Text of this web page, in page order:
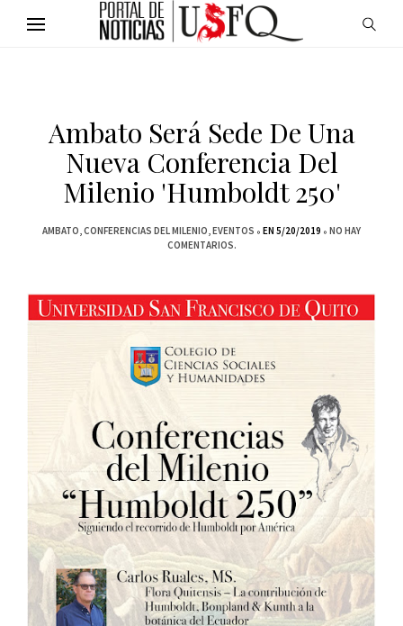
Ambato Será Sede De Una
Nueva Conferencia Del
Milenio 'Humboldt 250'
AMBATO CONFERENCIAS DEL MILENIO EVENTOS EN 5/20/2019
NO HAY
COMENTARIOS.